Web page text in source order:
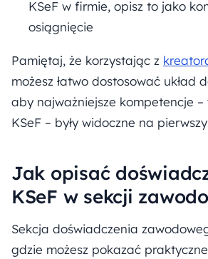
KSeF w firmie, opisz to jako
osiągnięcie
Pamiętaj, że korzystając z
możesz łatwo dostosować układ
aby najważniejsze kompetencje –
KSeF – były widoczne na
Jak opisać
KSeF w sekcji
Sekcja doświadczenia
gdzie możesz pokazać